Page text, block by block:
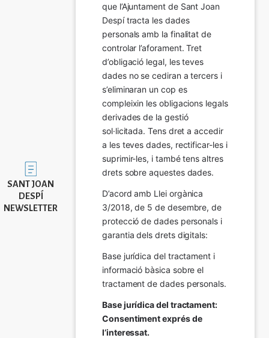
Imatge
SANT JOAN
DESPÍ
NEWSLETTER
que l’Ajuntament de Sant Joan
Despí tracta les dades
personals amb la finalitat de
controlar l’aforament. Tret
d’obligació legal, les teves
dades no se cediran a tercers i
s’eliminaran un cop es
compleixin les obligacions legals
derivades de la gestió
sol·licitada. Tens dret a accedir
a les teves dades, rectificar-les i
suprimir-les, i també tens altres
drets sobre aquestes dades.
D’acord amb Llei orgànica
3/2018, de 5 de desembre, de
protecció de dades personals i
garantia dels drets digitals:
Base jurídica del tractament i
informació bàsica sobre el
tractament de dades personals.
Base jurídica del tractament:
Consentiment exprés de
l’interessat.